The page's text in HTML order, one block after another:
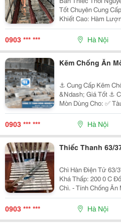
Tốt Chuyên Cung Cấp Thiếc Thỏi Nguyên Chất Độ Tinh
Khiết Cao: Hàm Lượng: Sn 99,99% Hàng Chất Lượng
Ổn Định Bề Mặt Đẹp, Đúng Tiêu Chuẩn Công Nghiệp ✅
0903 *** *** Hà Nội
Kẽm Chống Ăn
⚓ Cung Cấp Kẽm
&Ndash; Giá Tốt ⚓ Chuyên Cung Cấp Kẽm Chống Ăn
Mòn Dùng Cho: ✅
Du Thuyền ✅ Hệ
Trình Ngoài Khơi Sản Phẩm: Kẽm Chống Ăn Mòn Dạng
0903 *** *** Hà Nội
Thiếc Thanh 63/
Chì Hàn Điện Tử 63/37 - Chì Có Nhiệt Độ Nóng
Khá Thấp: 200 0 C
Chì. - Tính Chống Ăn Mòn Rất Tốt Trong Nhiều Môi
Trường. + Ứng Dụng: - Dùng Để Hàn Dùng Trong Lĩnh
Vực Sản Xuất Quạt
0903 *** *** Hà Nội